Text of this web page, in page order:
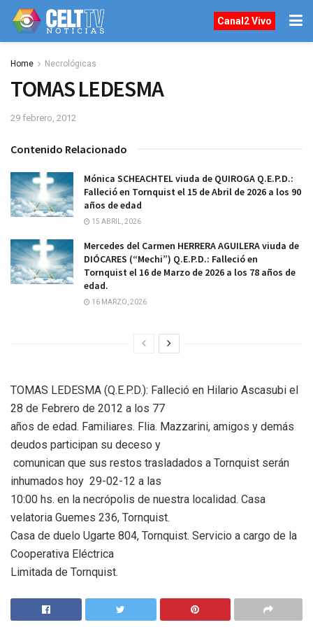
Canal2 Vivo
Home Necrológicas
TOMAS LEDESMA
29 febrero, 2012
Contenido Relacionado
Mónica SCHEACHTEL viuda de QUIROGA Q.E.P.D.:
Falleció en Tornquist el 15 de Abril de 2026 a los 90
años de edad
15 ABRIL, 2026
Mercedes del Carmen HERRERA AGUILERA viuda de
DIÓCARES (“Mechi”) Q.E.P.D.: Falleció en
Tornquist el 16 de Marzo de 2026 a los 78 años de
edad.
16 MARZO, 2026
TOMAS LEDESMA (Q.E.P.D.): Falleció en Hilario Ascasubi el
28 de Febrero de 2012 a los 77
años de edad. Familiares. Flia. Mazzarini, amigos y demás
deudos participan su deceso y
comunican que sus restos trasladados a Tornquist serán
inhumados hoy 29-02-12 a las
10:00 hs. en la necrópolis de nuestra localidad. Casa
velatoria Guemes 236, Tornquist.
Casa de duelo Ugarte 804, Tornquist. Servicio a cargo de la
Cooperativa Eléctrica
Limitada de Tornquist.